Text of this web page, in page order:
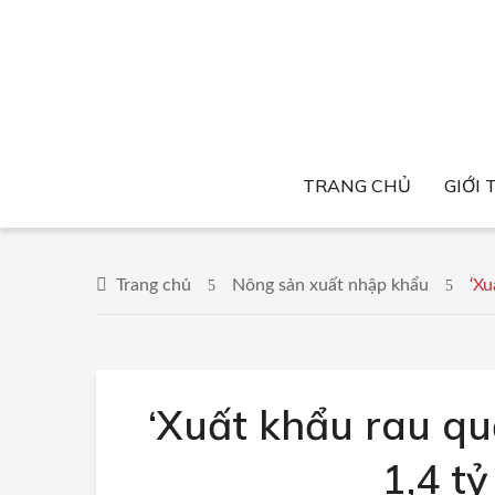
TRANG CHỦ GIỚI
Trang chủ Nông sản xuất nhập khẩu
‘Xuất khẩu rau
1,4